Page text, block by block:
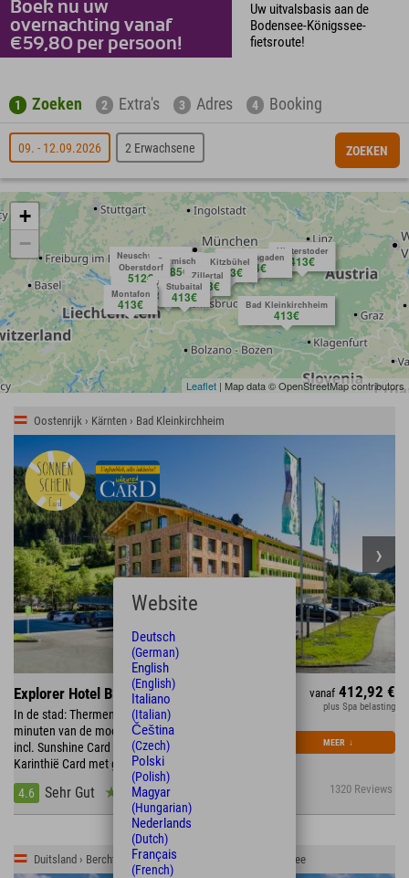
Boek nu uw
overnachting vanaf
€59,80 per persoon!
Uw uitvalsbasis aan de
Bodensee-Königssee-
fietsroute!
1 Zoeken 2 Extra's 3 Adres 4 Booking
09. - 12.09.2026 2 Erwachsene ZOEKEN
Bad Kleinkirchheim
413€
Berchtesgaden
584€
Garmisch
485€
Hinterstoder
413€
Kitzbühel
413€
Montafon
413€
Neuschwanstein
458€
Oberstdorf
512€ Ötztal
413€
Stubaital
413€
Zillertal
413€
Anfragen
+
−
Leaflet | Map data © OpenStreetMap contributors
Oostenrijk › Kärnten › Bad Kleinkirchheim
Explorer Hotel Bad Kleinkirchheim
In de stad: Thermen & Römerbad St. Kathrein • 15
minuten van de mooiste zwemmeren van Karinthië •
incl. Sunshine Card • september & oktober incl.
Karinthië Card met gratis kabelbaan & meer
4.6
Sehr Gut 1320 Reviews
vanaf 412,92 €
plus Spa belasting
MEER ↓
Duitsland › Berchtesgadener Land › Schönau am Königssee
Website
Deutsch
(German)
English
(English)
Italiano
(Italian)
Čeština
(Czech)
Polski
(Polish)
Magyar
(Hungarian)
Nederlands
(Dutch)
Français
(French)